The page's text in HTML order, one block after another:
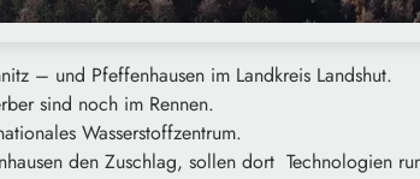
– und Pfeffenhausen im Landkreis Landshut.
sind noch im Rennen.
Wasserstoffzentrum.
den Zuschlag, sollen dort Technologien